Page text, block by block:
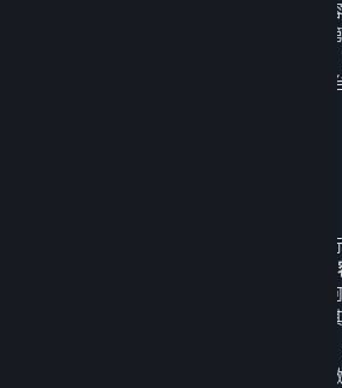
对于所有非由完美世界运营的服务和内
三方内容不承担任何责任和义务。某些
企业用于商业目的，但是，除非本协议
发方/运营方条款明确允许，通过蒸汽平
蒸汽平台提供界面和工具，使您能够自
用户生成
平台的多用户功能向其他用户提供的任
容和服务或其他方式提供给完美世界或
当您将用户生成内容上传至蒸汽平台时
关联方一项世界范围的、免费的、不可